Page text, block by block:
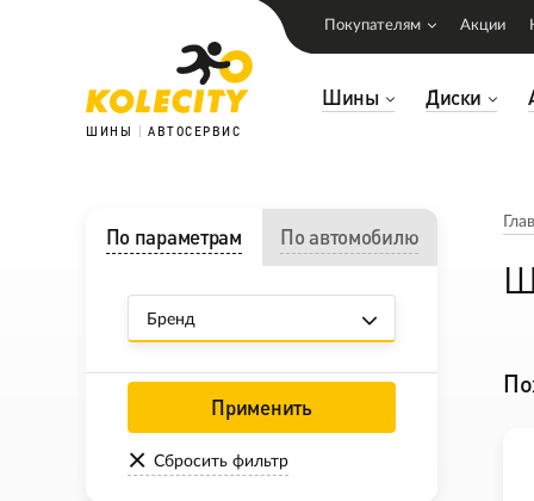
ШИНЫ АВТОСЕРВИС
Шины Диски
Покупателям Акции
По параметрам По автомобилю
Бренд
Применить
Сбросить фильтр